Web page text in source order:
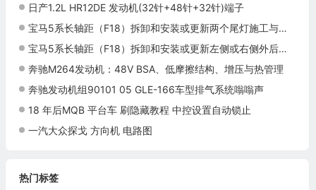
日产1.2L HR12DE 发动机(32针+48针+32针)端子
宝马5系长轴距（F18）拆卸和安装或更新两个尾灯施工与复检标准
宝马5系长轴距（F18）拆卸和安装或更新左侧或右侧外后视镜上的饰盖施工与复检标准
奔驰M264发动机：48V BSA、低摩擦结构、增压与热管理
奔驰发动机组90101 05 GLE-166车型排气系统嗡嗡声
18 年后MQB 平台车 刷隐藏教程 中控设置自动锁止
一汽大众探戈 方向机 电路图
热门标签